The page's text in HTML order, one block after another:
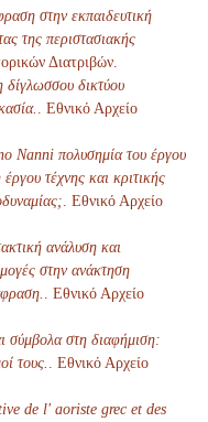
στην εκπαιδευτική
της περιστασιακής
Διατριβών.
δικτύου
. Εθνικό Αρχείο
Nanni πολυσημία του έργου
τέχνης και κριτικής
. Εθνικό Αρχείο
ανάλυση και
στην ανάκτηση
. Εθνικό Αρχείο
σύμβολα στη διαφήμιση:
τους.
. Εθνικό Αρχείο
de l' aoriste grec et des